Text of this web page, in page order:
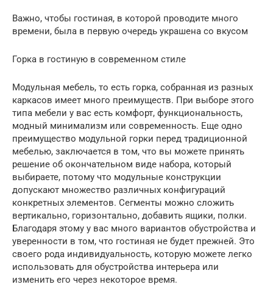
Важно, чтобы гостиная, в которой проводите много
времени, была в первую очередь украшена со вкусом
Горка в гостиную в современном стиле
Модульная мебель, то есть горка, собранная из разных
каркасов имеет много преимуществ. При выборе этого
типа мебели у вас есть комфорт, функциональность,
модный минимализм или современность. Еще одно
преимущество модульной горки перед традиционной
мебелью, заключается в том, что вы можете принять
решение об окончательном виде набора, который
выбираете, потому что модульные конструкции
допускают множество различных конфигураций
конкретных элементов. Сегменты можно сложить
вертикально, горизонтально, добавить ящики, полки.
Благодаря этому у вас много вариантов обустройства и
уверенности в том, что гостиная не будет прежней. Это
своего рода индивидуальность, которую можете легко
использовать для обустройства интерьера или
изменить его через некоторое время.